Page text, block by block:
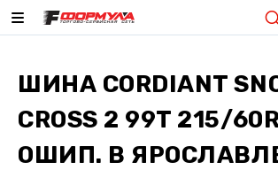
ШИНА CORDIANT
CROSS 2 99T 215/
ОШИП. В